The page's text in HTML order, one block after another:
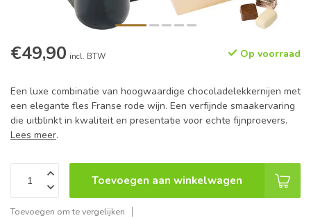
€49,90 incl. BTW Op voorraad
Een luxe combinatie van hoogwaardige chocoladelekkernijen met
een elegante fles Franse rode wijn. Een verfijnde smaakervaring
die uitblinkt in kwaliteit en presentatie voor echte fijnproevers.
Lees meer.
Toevoegen aan winkelwagen
Toevoegen om te vergelijken